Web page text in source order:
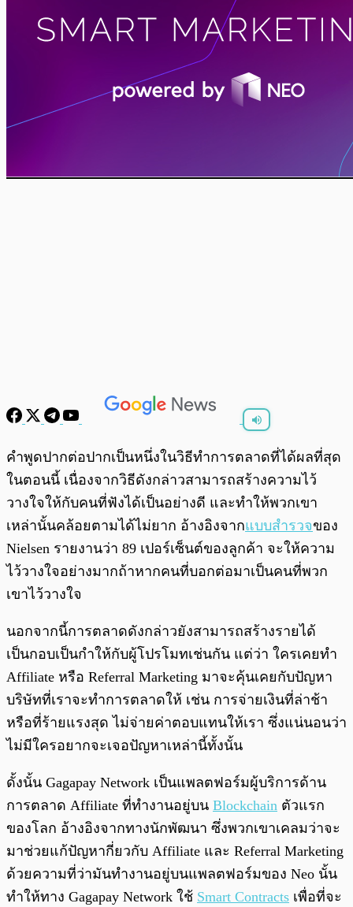
พร้อมเล่น 0:00 / 0:00
คำพูดปากต่อปากเป็นหนึ่งในวิธีทำการตลาดที่ได้ผลที่สุด
ในตอนนี้ เนื่องจากวิธีดังกล่าวสามารถสร้างความไว้
วางใจให้กับคนที่ฟังได้เป็นอย่างดี และทำให้พวกเขา
เหล่านั้นคล้อยตามได้ไม่ยาก อ้างอิงจากแบบสำรวจของ
Nielsen รายงานว่า 89 เปอร์เซ็นต์ของลูกค้า จะให้ความ
ไว้วางใจอย่างมากถ้าหากคนที่บอกต่อมาเป็นคนที่พวก
เขาไว้วางใจ
นอกจากนี้การตลาดดังกล่าวยังสามารถสร้างรายได้
เป็นกอบเป็นกำให้กับผู้โปรโมทเช่นกัน แต่ว่า ใครเคยทำ
Affiliate หรือ Referral Marketing มาจะคุ้นเคยกับปัญหา
บริษัทที่เราจะทำการตลาดให้ เช่น การจ่ายเงินที่ล่าช้า
หรือที่ร้ายแรงสุด ไม่จ่ายค่าตอบแทนให้เรา ซึ่งแน่นอนว่า
ไม่มีใครอยากจะเจอปัญหาเหล่านี้ทั้งนั้น
ดั้งนั้น Gagapay Network เป็นแพลตฟอร์มผู้บริการด้าน
การตลาด Affiliate ที่ทำงานอยู่บน Blockchain ตัวแรก
ของโลก อ้างอิงจากทางนักพัฒนา ซึ่งพวกเขาเคลมว่าจะ
มาช่วยแก้ปัญหากี่ยวกับ Affiliate และ Referral Marketing
ด้วยความที่ว่ามันทำงานอยู่บนแพลตฟอร์มของ Neo นั้น
ทำให้ทาง Gagapay Network ใช้ Smart Contracts เพื่อที่จะ